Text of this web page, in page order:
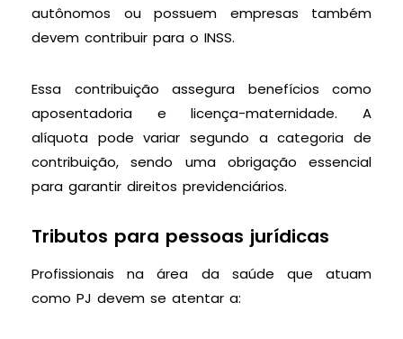
autônomos ou possuem empresas também
devem contribuir para o INSS.
Essa contribuição assegura benefícios como
aposentadoria e licença-maternidade. A
alíquota pode variar segundo a categoria de
contribuição, sendo uma obrigação essencial
para garantir direitos previdenciários.
Tributos para pessoas jurídicas
Profissionais na área da saúde que atuam
como PJ devem se atentar a: